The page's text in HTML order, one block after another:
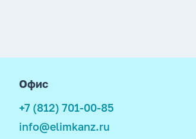
Офис
+7 (812) 701-00-85
info@elimkanz.ru